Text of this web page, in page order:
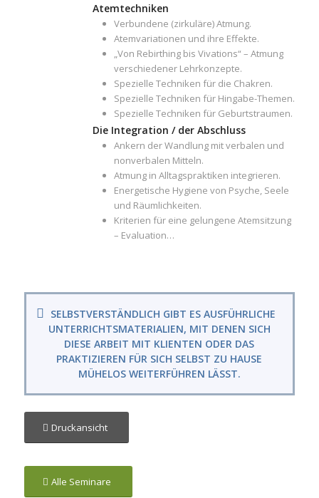
Atemtechniken
Verbundene (zirkuläre) Atmung.
Atemvariationen und ihre Effekte.
„Von Rebirthing bis Vivations“ – Atmung
verschiedener Lehrkonzepte.
Spezielle Techniken für die Chakren.
Spezielle Techniken für Hingabe-Themen.
Spezielle Techniken für Geburtstraumen.
Die Integration / der Abschluss
Ankern der Wandlung mit verbalen und
nonverbalen Mitteln.
Atmung in Alltagspraktiken integrieren.
Energetische Hygiene von Psyche, Seele
und Räumlichkeiten.
Kriterien für eine gelungene Atemsitzung
– Evaluation…
SELBSTVERSTÄNDLICH GIBT ES AUSFÜHRLICHE
UNTERRICHTSMATERIALIEN, MIT DENEN SICH
DIESE ARBEIT MIT KLIENTEN ODER DAS
PRAKTIZIEREN FÜR SICH SELBST ZU HAUSE
MÜHELOS WEITERFÜHREN LÄSST.
Druckansicht
Alle Seminare